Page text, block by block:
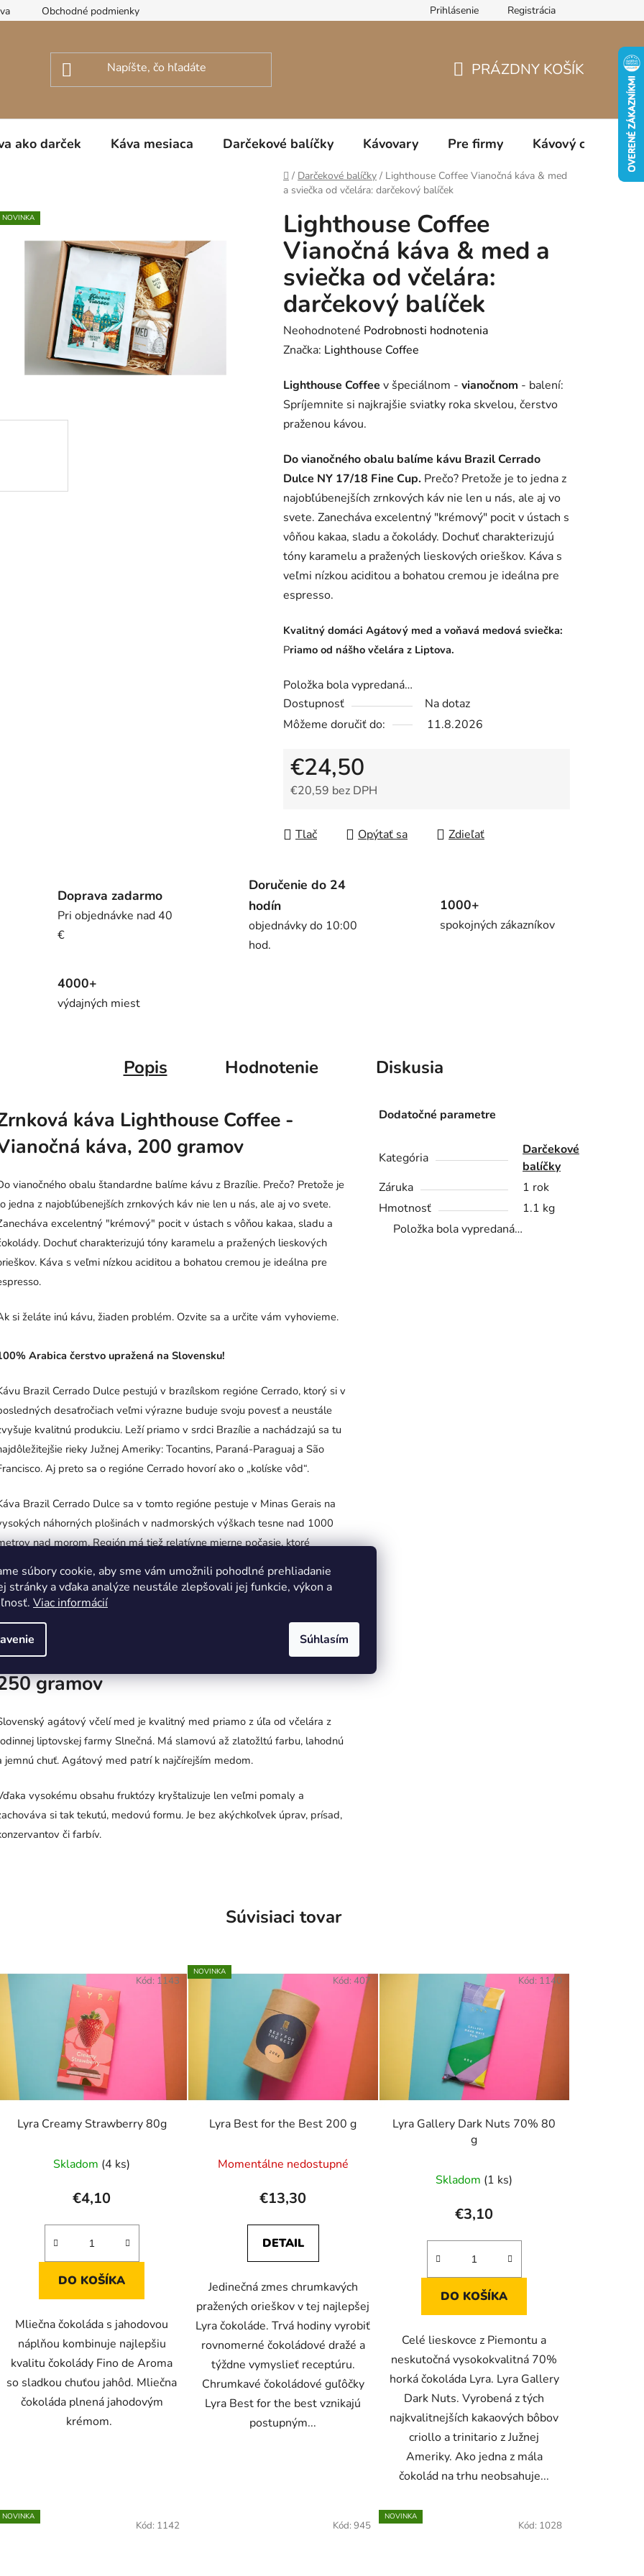
súbory cookie, aby sme vám umožnili pohodlné prehliadanie
stránky a vďaka analýze neustále zlepšovali jej funkcie, výkon a
Viac informácií
Súhlasím
Obchodné podmienky Prihlásenie Registrácia
KOŠÍK
PRÁZDNY KOŠÍK
ako darček Káva mesiaca Darčekové balíčky Kávovary Pre firmy Kávový catering
Domov
/ Darčekové balíčky / Lighthouse Coffee Vianočná káva & med
a sviečka od včelára: darčekový balíček
Lighthouse Coffee
Vianočná káva & med a
sviečka od včelára:
darčekový balíček
Priemerné
hodnotenie
je
0,0
z
hviezdičiek.
Neohodnotené Podrobnosti hodnotenia
Značka: Lighthouse Coffee
Lighthouse Coffee v špeciálnom - vianočnom - balení:
Spríjemnite si najkrajšie sviatky roka skvelou, čerstvo
praženou kávou.
Do vianočného obalu balíme kávu Brazil Cerrado
Dulce NY 17/18 Fine Cup. Prečo? Pretože je to jedna z
najobľúbenejších zrnkových káv nie len u nás, ale aj vo
svete. Zanecháva excelentný "krémový" pocit v ústach s
vôňou kakaa, sladu a čokolády. Dochuť charakterizujú
tóny karamelu a pražených lieskových orieškov. Káva s
veľmi nízkou aciditou a bohatou cremou je ideálna pre
espresso.
Kvalitný domáci Agátový med a voňavá medová sviečka:
Priamo od nášho včelára z Liptova.
Položka bola vypredaná…
Dostupnosť
Na dotaz
Môžeme doručiť do:
11.8.2026
€24,50
€20,59 bez DPH
Tlač
Opýtať sa Zdieľať
NOVINKA
Doprava zadarmo
Pri objednávke nad 40
€
Doručenie do 24
hodín
objednávky do 10:00
hod.
1000+
spokojných zákazníkov
4000+
výdajných miest
Popis Hodnotenie Diskusia
káva Lighthouse Coffee -
káva, 200 gramov
vianočného obalu štandardne balíme kávu z Brazílie. Prečo? Pretože je
jedna z najobľúbenejších zrnkových káv nie len u nás, ale aj vo svete.
excelentný "krémový" pocit v ústach s vôňou kakaa, sladu a
Dochuť charakterizujú tóny karamelu a pražených lieskových
Káva s veľmi nízkou aciditou a bohatou cremou je ideálna pre
si želáte inú kávu, žiaden problém. Ozvite sa a určite vám vyhovieme.
Arabica čerstvo upražená na Slovensku!
Brazil Cerrado Dulce pestujú v brazílskom regióne Cerrado, ktorý si v
desaťročiach veľmi výrazne buduje svoju povesť a neustále
kvalitnú produkciu. Leží priamo v srdci Brazílie a nachádzajú sa tu
rieky Južnej Ameriky: Tocantins, Paraná-Paraguaj a São
Aj preto sa o regióne Cerrado hovorí ako o „kolíske vôd“.
Brazil Cerrado Dulce sa v tomto regióne pestuje v Minas Gerais na
náhorných plošinách v nadmorských výškach tesne nad 1000
nad morom. Región má tiež relatívne mierne počasie, ktoré
súčasná ponuka má veľkosť zrna 17/18, Fine Cup (FC), čo je
včelí med priamo od včelára,
gramov
agátový včelí med je kvalitný med priamo z úľa od včelára z
liptovskej farmy Slnečná. Má slamovú až zlatožltú farbu, lahodnú
jemnú chuť. Agátový med patrí k najčírejším medom.
vysokému obsahu fruktózy kryštalizuje len veľmi pomaly a
si tak tekutú, medovú formu. Je bez akýchkoľvek úprav, prísad,
či farbív.
Dodatočné parametre
Kategória
Darčekové
balíčky
Záruka
1 rok
Hmotnosť
1.1 kg
Položka bola vypredaná…
Súvisiaci tovar
Lyra Creamy Strawberry 80g
Skladom (4 ks)
€4,10
DO KOŠÍKA
Mliečna čokoláda s jahodovou
náplňou kombinuje najlepšiu
kvalitu čokolády Fino de Aroma
so sladkou chuťou jahôd. Mliečna
čokoláda plnená jahodovým
krémom.
Kód: 1143
NOVINKA
Lyra Best for the Best 200 g
Momentálne nedostupné
€13,30
DETAIL
Jedinečná zmes chrumkavých
pražených orieškov v tej najlepšej
Lyra čokoláde. Trvá hodiny vyrobiť
rovnomerné čokoládové dražé a
týždne vymyslieť receptúru.
Chrumkavé čokoládové guľôčky
Lyra Best for the best vznikajú
postupným...
Kód: 407
Lyra Gallery Dark Nuts 70% 80
g
Skladom (1 ks)
€3,10
DO KOŠÍKA
Celé lieskovce z Piemontu a
neskutočná vysokokvalitná 70%
horká čokoláda Lyra. Lyra Gallery
Dark Nuts. Vyrobená z tých
najkvalitnejších kakaových bôbov
criollo a trinitario z Južnej
Ameriky. Ako jedna z mála
čokolád na trhu neobsahuje...
Kód: 1140
NOVINKA
Kód: 1142 Kód: 945
NOVINKA
Kód: 1028